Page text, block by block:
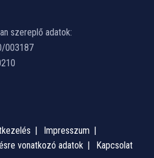
szereplő adatok:
003187
Impresszum
vonatkozó adatok
Kapcsolat